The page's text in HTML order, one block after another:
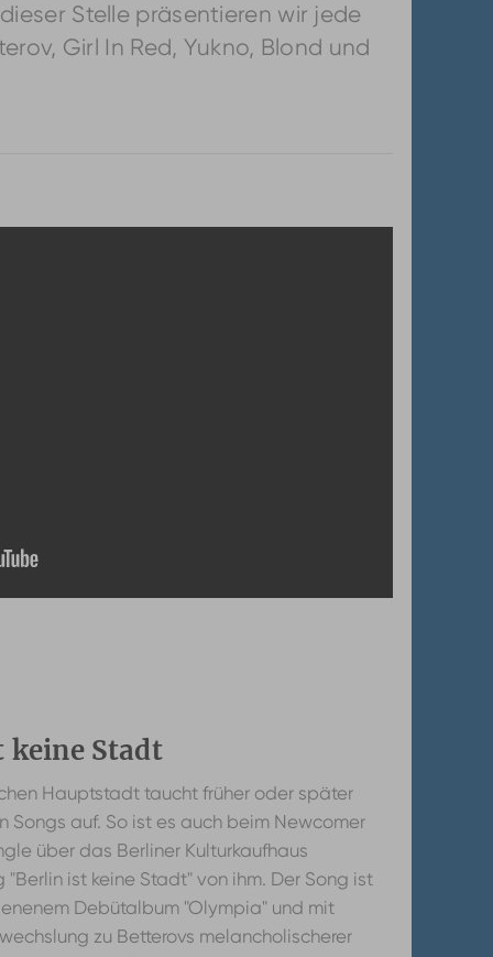
Stelle präsentieren wir jede
Girl In Red, Yukno, Blond und
Stadt
Hauptstadt taucht früher oder später
Songs auf. So ist es auch beim Newcomer
über das Berliner Kulturkaufhaus
ist keine Stadt" von ihm. Der Song ist
Debütalbum "Olympia" und mit
zu Betterovs melancholischerer